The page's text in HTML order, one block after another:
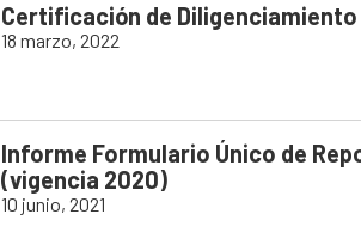
Certificación de Diligenciamiento
18 marzo, 2022
Informe Formulario Único de
(vigencia 2020)
10 junio, 2021